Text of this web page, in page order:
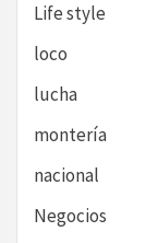
Life style
loco
lucha
montería
nacional
Negocios